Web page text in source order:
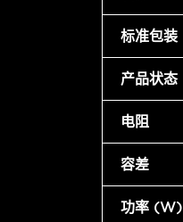
标准包装
产品状态
电阻
容差
功率 (W)